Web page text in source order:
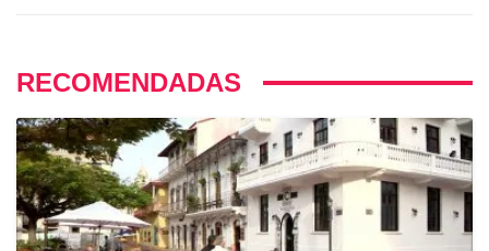
RECOMENDADAS